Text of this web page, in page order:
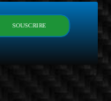
SOUSCRIRE